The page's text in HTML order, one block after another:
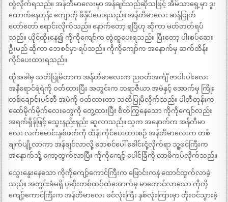
တွဲလိုက်ရသည်။ အန်တီမာလေးမှာ အန်ချင်သည်ဆိုသဖြင့် အိမ်သာရှေ့မှာ ဒူး
ထောက်နေတုန်း ကျောကို ဖိနှိပ်ပေးရသည်။ အန်တီမာလေး ဆန်ပြုတ်
တော်တော် ရောင်းလိုက်သည်။ နောက်တော့ ရပြီဟု ဆိုကာ မတ်တတ်ရပ်
သည်။ ယိုင်ထိုးနေ၍ ကိုကိုကျော်က တွဲထူပေးရသည်။ ပြီးတော့ ပါးစပ်ဆေး
ဦးမည် ဆိုကာ ဘေစင်မှာ ရပ်သည်။ ကိုကိုကျော်က အနောက်မှ ဆက်ထိန်း
ကိုင်ပေးထားရသည်။
ထိုအခါမှ သတိပြုမိတာက အန်တီမာလေးက ညဝတ်အင်္ကျီ ဇာပါးပါးလေး
အနီရောင်ရဲရဲကို ဝတ်ထားပြီး အတွင်းက ဘရာဇီယာ အမဲနှင့် အောက်မှ ကြိုး
တစ်ချောင်းပင်တီ အမဲကို ဝတ်ထားတာ သတိပြုမိလိုက်သည်။ ပါတီတုန်းက
ဆော်မိုက်မိုက်လေးတွေကို တွေ့ထားပြီး စိတ်ကြွနေသော ကိုကိုကျော်လည်း
အရက်ရှိန်ဖြင့် သွေးနည်းနည်း ဆူလာသည်။ သူက အနောက်က အန်တီမာ
လေး လက်မောင်းနှစ်ဖက်ကို ထိန်းကိုင်ပေးထားစဉ် အန်တီမာလေးက တစ်
ချက်ပျို့လာကာ အန်ချင်လာလို့ ဘေစင်ပေါ် ခေါင်းငုံ့လိုက်ရာ သူ့ဖင်ကြီးက
အနောက်သို့ ကော့ထွက်လာပြီး ကိုကိုကျော့် ပေါင်ခြံကို လာဖိကပ်လိုက်သည်။
သွေးနွေးနေသော ကိုကိုကျော့်ကောင်ကြီးက ဖြောင်းကနဲ ထောင်ထွက်လာခဲ့
သည်။ အတွင်းခံမရှိ ပုဆိုးတစ်ထပ်ထဲအောက်မှ မာတောင်လာသော ကိုကို
ကျော့်ကောင်ကြီးက အန်တီမာလေး ဖင်လုံးကြီး နှစ်လုံးကြားမှာ တိုးဝင်သွားခဲ့